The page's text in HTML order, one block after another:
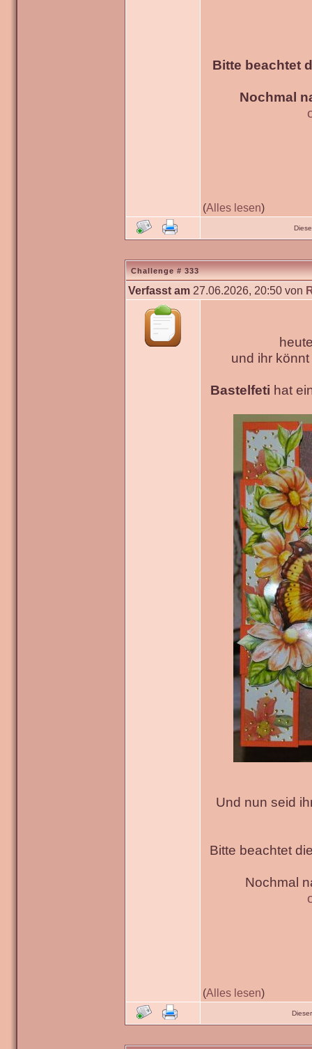
Bitte beachtet
Nochmal
(Alles lesen)
Challenge # 333
Verfasst am 27.06.2026, 20:50 von
und ihr
Bastelfeti hat
Und nun seid
Bitte beachtet
Nochmal
(Alles lesen)